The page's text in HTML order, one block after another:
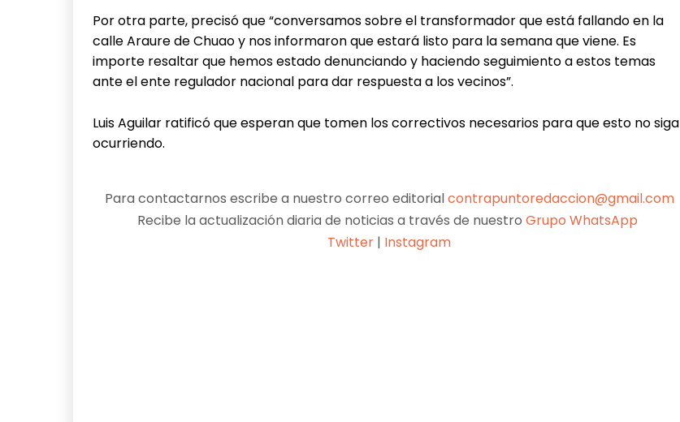
Por otra parte, precisó que “conversamos sobre el transformador que está fallando en la
calle Araure de Chuao y nos informaron que estará listo para la semana que viene. Es
importe resaltar que hemos estado denunciando y haciendo seguimiento a estos temas
ante el ente regulador nacional para dar respuesta a los vecinos”.
Luis Aguilar ratificó que esperan que tomen los correctivos necesarios para que esto no siga
ocurriendo.
Para contactarnos escribe a nuestro correo editorialcontrapuntoredaccion@gmail.com
Recibe la actualización diaria de noticias a través de nuestroGrupo WhatsApp
Twitter | Instagram